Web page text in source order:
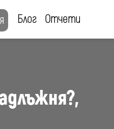
Блог Отчети